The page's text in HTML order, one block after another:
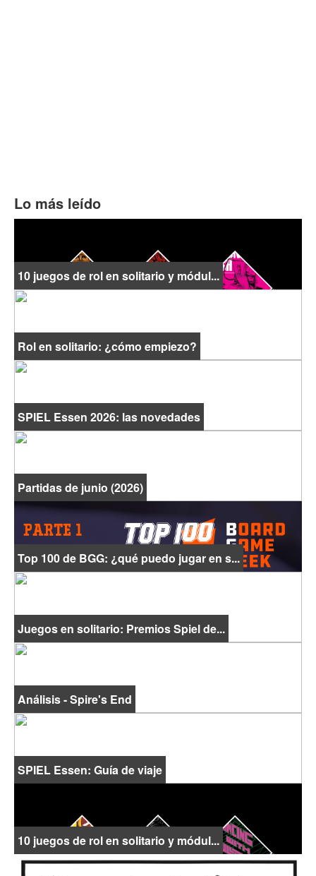
Lo más leído
10 juegos de rol en solitario y módul...
Rol en solitario: ¿cómo empiezo?
SPIEL Essen 2026: las novedades
Partidas de junio (2026)
Top 100 de BGG: ¿qué puedo jugar en s...
Juegos en solitario: Premios Spiel de...
Análisis - Spire's End
SPIEL Essen: Guía de viaje
10 juegos de rol en solitario y módul...